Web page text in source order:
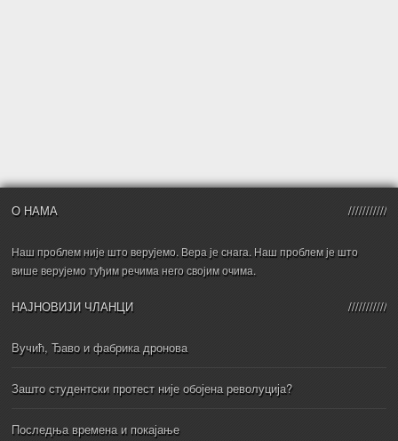
О НАМА
Наш проблем није што верујемо. Вера је снага. Наш проблем је што
више верујемо туђим речима него својим очима.
НАЈНОВИЈИ ЧЛАНЦИ
Вучић, Ђаво и фабрика дронова
Зашто студентски протест није обојена револуција?
Последња времена и покајање